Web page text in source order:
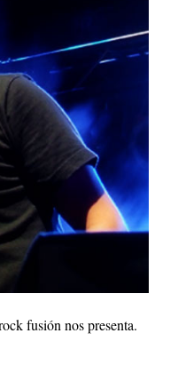
fusión nos presenta.